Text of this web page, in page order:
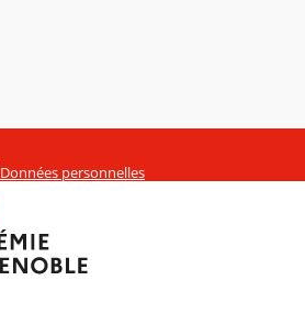
Données personnelles